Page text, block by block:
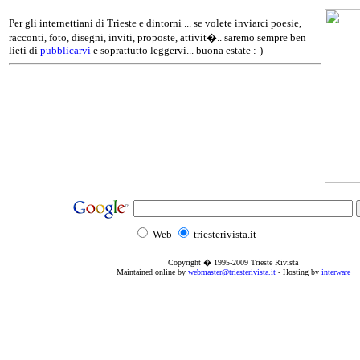
Per gli internettiani di Trieste e dintorni ... se volete inviarci poesie,
racconti, foto, disegni, inviti, proposte, attivit�.. saremo sempre ben
lieti di pubblicarvi e soprattutto leggervi... buona estate :-)
Web triesterivista.it
Copyright � 1995-2009 Trieste Rivista
Maintained online by webmaster@triesterivista.it- Hosting by interware